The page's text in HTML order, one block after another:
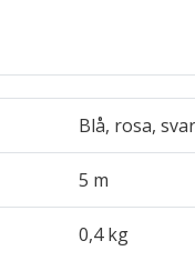
Blå, rosa,
5 m
0,4 kg